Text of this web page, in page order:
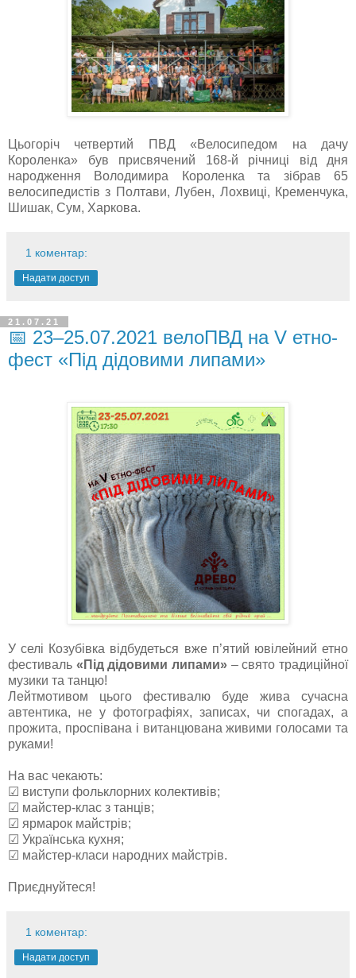
Цьогоріч четвертий ПВД «Велосипедом на дачу
Короленка» був присвячений 168-й річниці від дня
народження Володимира Короленка та зібрав 65
велосипедистів з Полтави, Лубен, Лохвиці, Кременчука,
Шишак, Сум, Харкова.
1 коментар:
Надати доступ
21.07.21
📅 23–25.07.2021 велоПВД на V етно-
фест «Під дідовими липами»
У селі Козубівка відбудеться вже п’ятий ювілейний етно
фестиваль «Під дідовими липами» – свято традиційної
музики та танцю!
Лейтмотивом цього фестивалю буде жива сучасна
автентика, не у фотографіях, записах, чи спогадах, а
прожита, проспівана і витанцювана живими голосами та
руками!
На вас чекають:
☑ виступи фольклорних колективів;
☑ майстер-клас з танців;
☑ ярмарок майстрів;
☑ Українська кухня;
☑ майстер-класи народних майстрів.
Приєднуйтеся!
1 коментар:
Надати доступ